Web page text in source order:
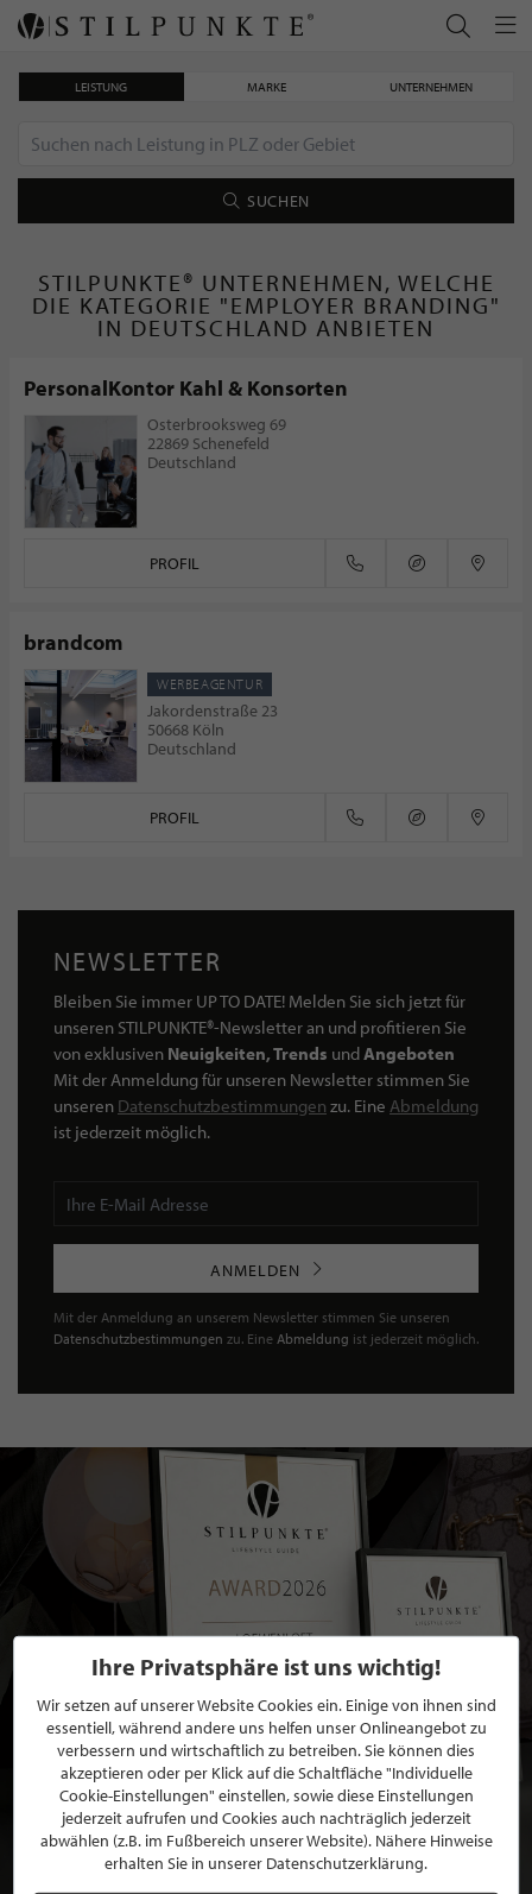
LEISTUNG MARKE UNTERNEHMEN
SUCHEN
STILPUNKTE® UNTERNEHMEN, WELCHE
DIE KATEGORIE "EMPLOYER BRANDING"
IN DEUTSCHLAND ANBIETEN
PersonalKontor Kahl & Konsorten
Osterbrooksweg 69
22869 Schenefeld
Deutschland
PROFIL
brandcom
WERBEAGENTUR
Jakordenstraße 23
50668 Köln
Deutschland
PROFIL
NEWSLETTER
Bleiben Sie immer UP TO DATE! Melden Sie sich jetzt für
unseren STILPUNKTE®-Newsletter an und profitieren Sie
von exklusiven Neuigkeiten, Trends undAngeboten
Mit der Anmeldung für unseren Newsletter stimmen Sie
unseren Datenschutzbestimmungen zu. Eine Abmeldung
ist jederzeit möglich.
ANMELDEN
Mit der Anmeldung an unserem Newsletter stimmen Sie unseren
Datenschutzbestimmungen zu. Eine Abmeldung ist jederzeit möglich.
BEWERBEN SIE SICH FÜR EINE GRATIS
MITGLIEDSCHAFT BEI STILPUNKTE®
Ihre Privatsphäre ist uns wichtig!
Wir setzen auf unserer Website Cookies ein. Einige von ihnen sind
essentiell, während andere uns helfen unser Onlineangebot zu
verbessern und wirtschaftlich zu betreiben. Sie können dies
akzeptieren oder per Klick auf die Schaltfläche "Individuelle
Cookie-Einstellungen" einstellen, sowie diese Einstellungen
jederzeit aufrufen und Cookies auch nachträglich jederzeit
abwählen (z.B. im Fußbereich unserer Website). Nähere Hinweise
erhalten Sie in unserer Datenschutzerklärung.